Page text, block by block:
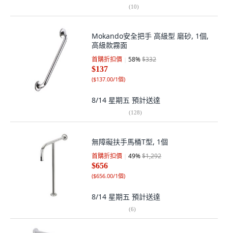
(10)
Mokando安全把手 高級型 磨砂, 1個,
高級款霧面
首購折扣價 58%$332
$137
($137.00/1個)
8/14 星期五 預計送達
(128)
無障礙扶手馬桶T型, 1個
首購折扣價 49%$1,292
$656
($656.00/1個)
8/14 星期五 預計送達
(6)